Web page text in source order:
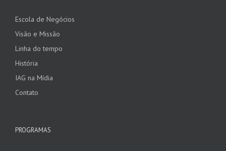
Escola de Negócios
Visão e Missão
Linha do tempo
História
IAG na Mídia
Contato
PROGRAMAS